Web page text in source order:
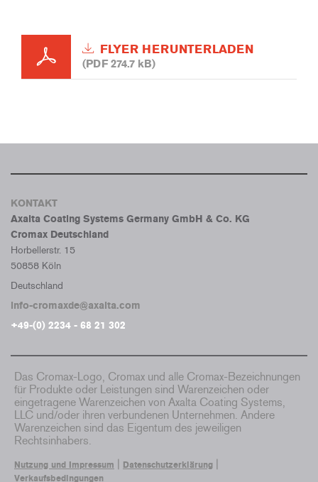
FLYER HERUNTERLADEN
(PDF 274.7 kB)
KONTAKT
Axalta Coating Systems Germany GmbH & Co. KG
Cromax Deutschland
Horbellerstr. 15
50858 Köln
Deutschland
info-cromaxde@axalta.com
+49-(0) 2234 - 68 21 302
Das Cromax-Logo, Cromax und alle Cromax-Bezeichnungen
für Produkte oder Leistungen sind Warenzeichen oder
eingetragene Warenzeichen von Axalta Coating Systems,
LLC und/oder ihren verbundenen Unternehmen. Andere
Warenzeichen sind das Eigentum des jeweiligen
Rechtsinhabers.
Nutzung und Impressum Datenschutzerklärung
Verkaufsbedingungen